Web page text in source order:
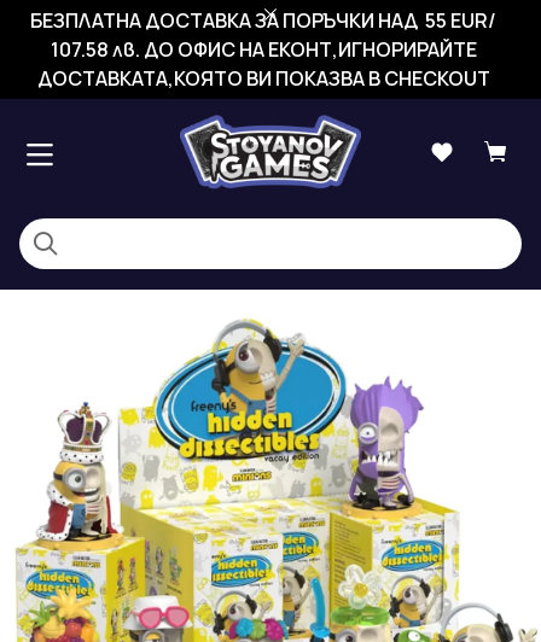
БЕЗПЛАТНА ДОСТАВКА ЗА ПОРЪЧКИ НАД 55 EUR/
107.58 лв. ДО ОФИС НА ЕКОНТ,ИГНОРИРАЙТЕ
ДОСТАВКАТА,КОЯТО ВИ ПОКАЗВА В CHECKOUT